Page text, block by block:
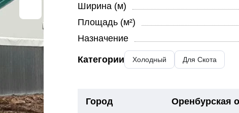
Ширина (м)
Площадь (м²)
Назначение
Категории Холодный Для Скота
Город Оренбурская